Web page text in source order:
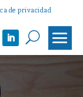
de privacidad
U